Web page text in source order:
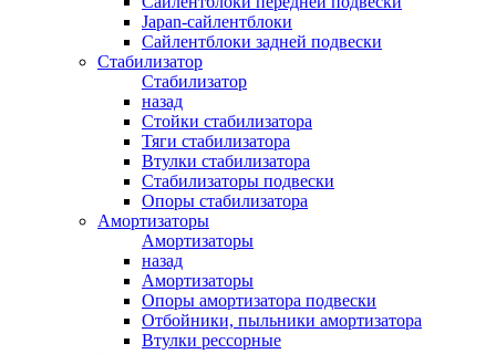
Japan-сайлентблоки
Сайлентблоки задней подвески
Стабилизатор
Стабилизатор
назад
Стойки стабилизатора
Тяги стабилизатора
Втулки стабилизатора
Стабилизаторы подвески
Опоры стабилизатора
Амортизаторы
Амортизаторы
назад
Амортизаторы
Опоры амортизатора подвески
Отбойники, пыльники амортизатора
Втулки рессорные